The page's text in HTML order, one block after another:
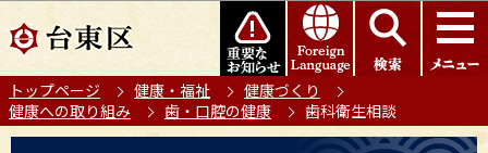
の
ー
ジ
このページの本文へ移動
トップページ 健康・福祉
健康づくり
健康への取り組み
歯・口腔の健康 歯科衛生相談